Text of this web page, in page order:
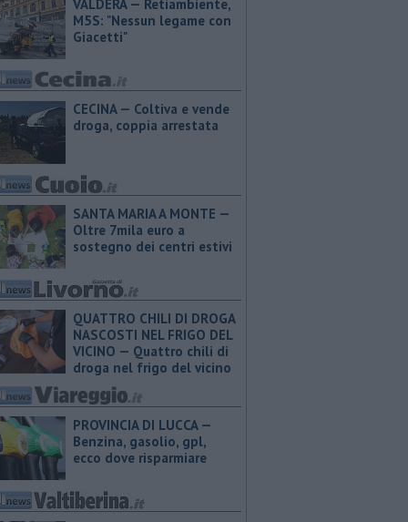
VALDERA — Retiambiente,
M5S: "Nessun legame con
Giacetti"
CECINA — Coltiva e vende
droga, coppia arrestata
SANTA MARIA A MONTE —
Oltre 7mila euro a
sostegno dei centri estivi
QUATTRO CHILI DI DROGA
NASCOSTI NEL FRIGO DEL
VICINO — Quattro chili di
droga nel frigo del vicino
PROVINCIA DI LUCCA — ​
Benzina, gasolio, gpl,
ecco dove risparmiare